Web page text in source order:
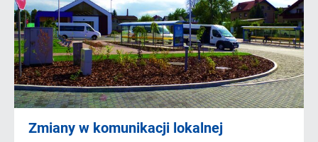
Zmiany w komunikacji lokalnej